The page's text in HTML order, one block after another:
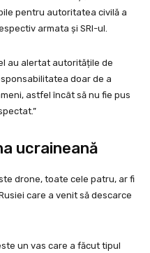
pentru autoritatea civilă a
armata și SRI-ul.
au alertat autoritățile de
doar de a
astfel încât să nu fie pus
ucraineană
drone, toate cele patru, ar fi
care a venit să descarce
un vas care a făcut tipul